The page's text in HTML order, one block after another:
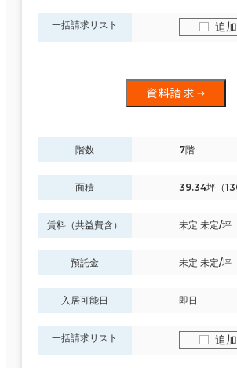
一括請求リスト 追加
資料請求
階数 7階
面積 39.34坪（
賃料（共益費含） 未定 未定/坪
預託金 未定 未定/坪
入居可能日 即日
一括請求リスト 追加